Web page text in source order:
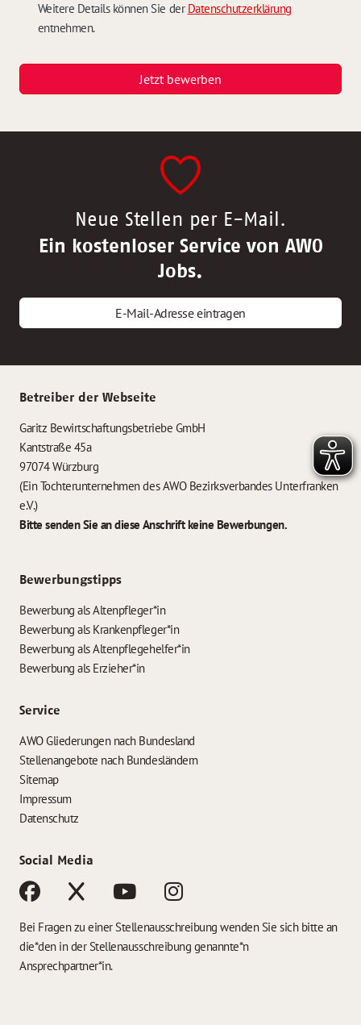
Weitere Details können Sie der Datenschutzerklärung
entnehmen.
Jetzt bewerben
Neue Stellen per E-Mail.
Ein kostenloser Service von AWO
Jobs.
E-Mail-Adresse eintragen
Betreiber der Webseite
Garitz Bewirtschaftungsbetriebe GmbH
Kantstraße 45a
97074 Würzburg
(Ein Tochterunternehmen des AWO Bezirksverbandes Unterfranken
e.V.)
Bitte senden Sie an diese Anschrift keine Bewerbungen.
Bewerbungstipps
Bewerbung als Altenpfleger*in
Bewerbung als Krankenpfleger*in
Bewerbung als Altenpflegehelfer*in
Bewerbung als Erzieher*in
Service
AWO Gliederungen nach Bundesland
Stellenangebote nach Bundesländern
Sitemap
Impressum
Datenschutz
Social Media
Bei Fragen zu einer Stellenausschreibung wenden Sie sich bitte an
die*den in der Stellenausschreibung genannte*n
Ansprechpartner*in.